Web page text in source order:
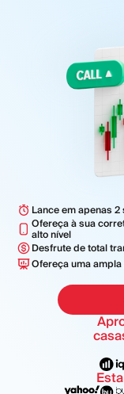
Lance em apenas 2
Ofereça à sua
alto nível
Desfrute de total
Ofereça uma
Mesa Proprietária
Plataforma
Guia de
Blog
Glossário
Calculadora de
Plano de